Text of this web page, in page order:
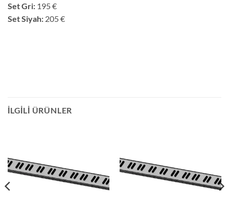
Set Gri: 195 €
Set Siyah: 205 €
İLGILI ÜRÜNLER